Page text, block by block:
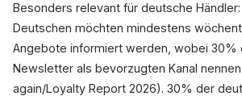
Besonders relevant für deutsche
Deutschen möchten mindestens
Angebote informiert werden, wobei 30%
Newsletter als bevorzugten Kanal
again/Loyalty Report 2026). 30% der